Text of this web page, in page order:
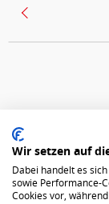
Datenschutz
AGB
Wir setzen auf
Dabei handelt es
sowie Performance-
Cookies vor,